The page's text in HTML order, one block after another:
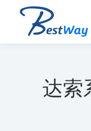
达索